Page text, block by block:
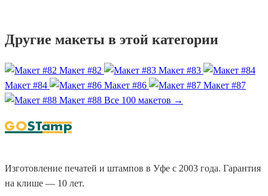
Другие макеты в этой категории
Макет #82
Макет #83
Макет #84
Макет #86
Макет #87
Макет #88 Все 100 макетов →
Изготовление печатей и штампов в Уфе с 2003 года. Гарантия
на клише — 10 лет.